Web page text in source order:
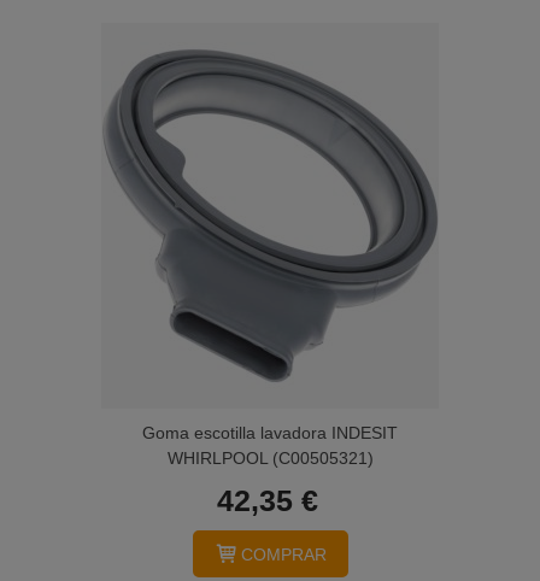
Goma escotilla lavadora INDESIT
WHIRLPOOL (C00505321)
42,35 €
COMPRAR